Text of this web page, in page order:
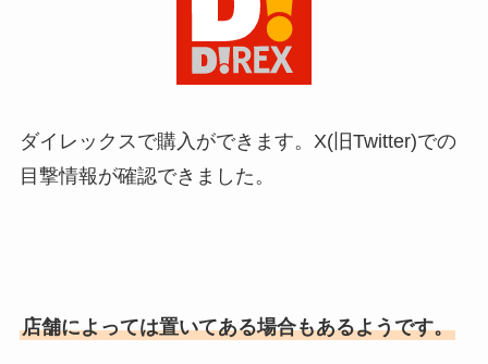
ダイレックスで購入ができます。X(旧Twitter)での
目撃情報が確認できました。
店舗によっては置いてある場合もあるようです。